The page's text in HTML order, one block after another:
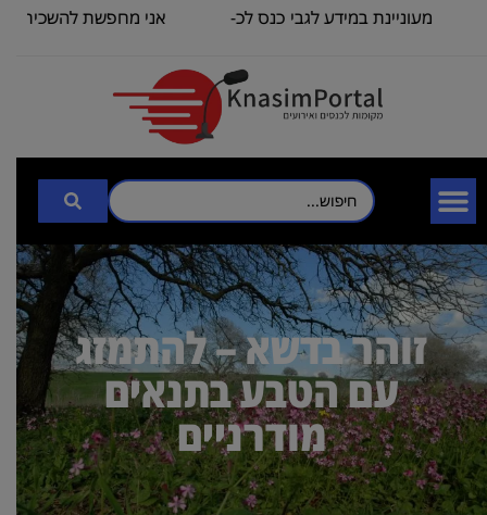
מעוניינת במידע לגבי כנס לכ-
אני מחפשת להשכיר
זוהר בדשא – להתמזג
עם הטבע בתנאים
מודרניים